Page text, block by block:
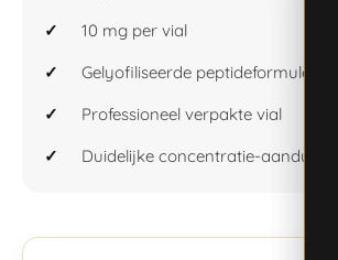
10 mg per vial
Gelyofiliseerde peptideformule
Professioneel verpakte vial
Duidelijke concentratie-aanduiding